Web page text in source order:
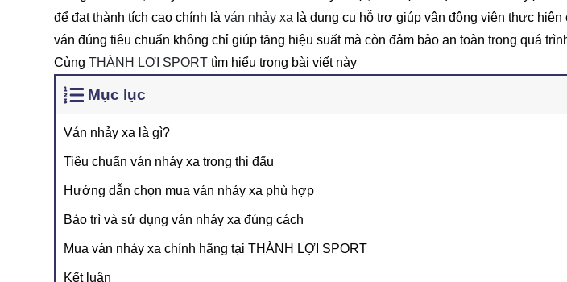
để đạt thành tích cao chính là ván nhảy xa là dụng cụ hỗ trợ giúp vận động viên thực
ván đúng tiêu chuẩn không chỉ giúp tăng hiệu suất mà còn đảm bảo an toàn trong quá
Cùng THÀNH LỢI SPORT tìm hiểu trong bài viết này
Mục lục
Ván nhảy xa là gì?
Tiêu chuẩn ván nhảy xa trong thi đấu
Hướng dẫn chọn mua ván nhảy xa phù hợp
Bảo trì và sử dụng ván nhảy xa đúng cách
Mua ván nhảy xa chính hãng tại THÀNH LỢI SPORT
Kết luận